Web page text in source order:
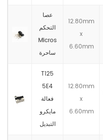
عصا
التحكم
Micros
ساحرة
12.80mm
x
6.60mm
T125
5E4
فعالة
مايكرو
التبديل
12.80mm
x
6.60mm